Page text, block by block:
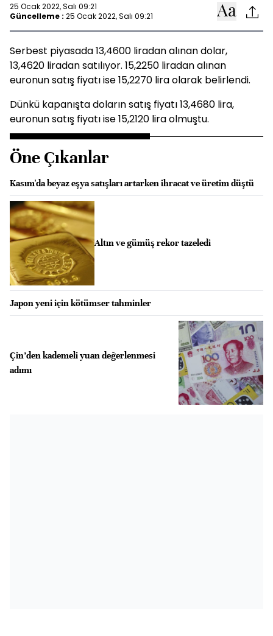
25 Ocak 2022, Salı 09:21
Güncelleme : 25 Ocak 2022, Salı 09:21
Serbest piyasada 13,4600 liradan alınan dolar,
13,4620 liradan satılıyor. 15,2250 liradan alınan
euronun satış fiyatı ise 15,2270 lira olarak belirlendi.
Dünkü kapanışta doların satış fiyatı 13,4680 lira,
euronun satış fiyatı ise 15,2120 lira olmuştu.
Öne Çıkanlar
Kasım'da beyaz eşya satışları artarken ihracat ve üretim düştü
Altın ve gümüş rekor tazeledi
Japon yeni için kötümser tahminler
Çin’den kademeli yuan değerlenmesi
adımı